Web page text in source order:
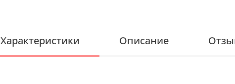
Характеристики Описание